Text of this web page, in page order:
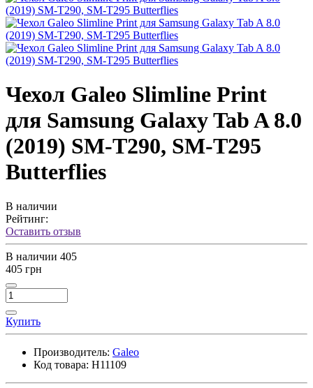
Чехол Galeo Slimline Print
для Samsung Galaxy Tab A 8.0
(2019) SM-T290, SM-T295
Butterflies
В наличии
Рейтинг:
Оставить отзыв
В наличии 405
405 грн
Купить
Производитель: Galeo
Код товара: H11109